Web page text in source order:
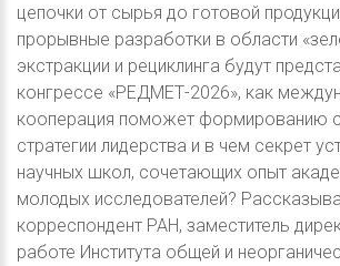
цепочки от сырья до готовой
прорывные разработки в области
экстракции и рециклинга будут
конгрессе «РЕДМЕТ-2026», как
кооперация поможет формированию
стратегии лидерства и в чем секрет
научных школ, сочетающих опыт
молодых исследователей?
корреспондент РАН, заместитель
работе Института общей и